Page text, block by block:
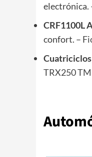
electrónica.
CRF1100L
confort. –
Cuatriciclos
TRX250 TM